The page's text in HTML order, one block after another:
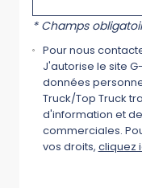
* Champs
Pour nous
J'autorise le site
données
Truck/Top Truck
d'information et
commerciales.
vos droits, cliquez